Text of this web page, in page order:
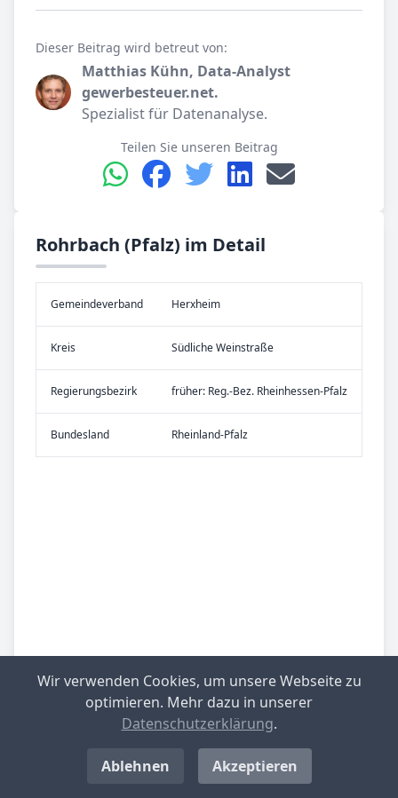
Dieser Beitrag wird betreut von:
Matthias Kühn, Data-Analyst
gewerbesteuer.net.
Spezialist für Datenanalyse.
Teilen Sie unseren Beitrag
Rohrbach (Pfalz) im Detail
Gemeinde­verband Herxheim
Kreis Südliche Weinstraße
Re­gier­ungs­bezirk früher: Reg.-Bez. Rheinhessen-Pfalz
Bundes­land Rheinland-Pfalz
gering besiedelt
Wir verwenden Cookies, um unsere Webseite zu
optimieren. Mehr dazu in unserer
Datenschutzerklärung.
Ablehnen Akzeptieren